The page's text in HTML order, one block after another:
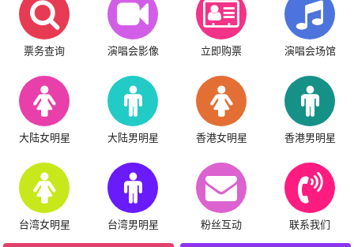
票务查询 演唱会影像 立即购票 演唱会场馆
大陆女明星 大陆男明星 香港女明星 香港男明星
台湾女明星 台湾男明星 粉丝互动 联系我们